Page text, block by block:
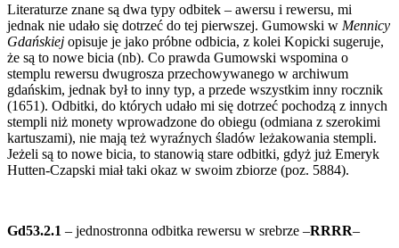
Literaturze znane są dwa typy odbitek – awersu i rewersu, mi
jednak nie udało się dotrzeć do tej pierwszej. Gumowski w Mennicy
Gdańskiej opisuje je jako próbne odbicia, z kolei Kopicki sugeruje,
że są to nowe bicia (nb). Co prawda Gumowski wspomina o
stemplu rewersu dwugrosza przechowywanego w archiwum
gdańskim, jednak był to inny typ, a przede wszystkim inny rocznik
(1651). Odbitki, do których udało mi się dotrzeć pochodzą z innych
stempli niż monety wprowadzone do obiegu (odmiana z szerokimi
kartuszami), nie mają też wyraźnych śladów leżakowania stempli.
Jeżeli są to nowe bicia, to stanowią stare odbitki, gdyż już Emeryk
Hutten-Czapski miał taki okaz w swoim zbiorze (poz. 5884).
Gd53.2.1 – jednostronna odbitka rewersu w srebrze –RRRR–